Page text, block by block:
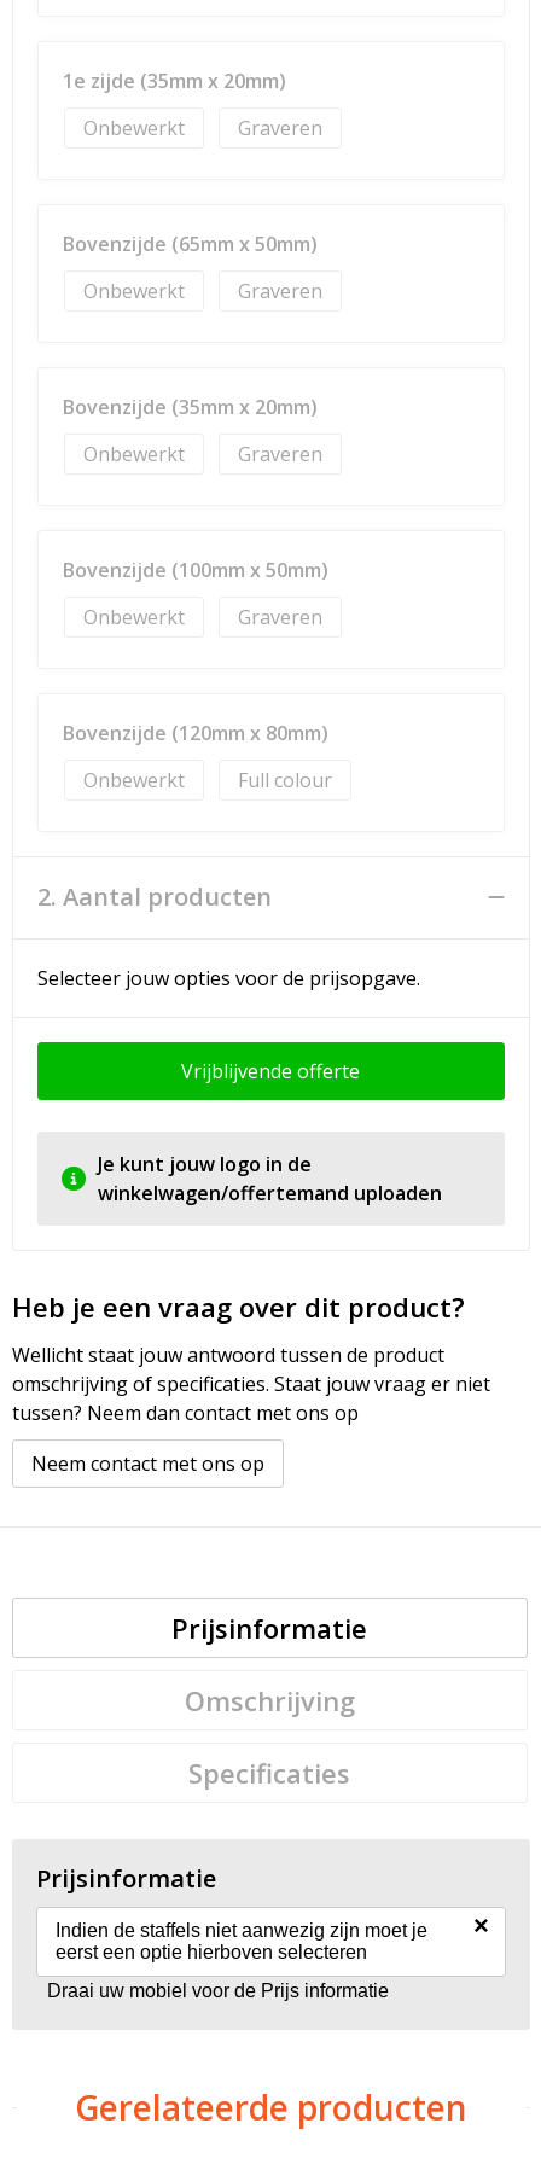
1e zijde (35mm x 20mm)
Onbewerkt
Graveren
Bovenzijde (65mm x 50mm)
Onbewerkt
Graveren
Bovenzijde (35mm x 20mm)
Onbewerkt
Graveren
Bovenzijde (100mm x 50mm)
Onbewerkt
Graveren
Bovenzijde (120mm x 80mm)
Onbewerkt
Full colour
2. Aantal producten
Selecteer jouw opties voor de prijsopgave.
Vrijblijvende offerte
Je kunt jouw logo in de
winkelwagen/offertemand uploaden
Heb je een vraag over dit product?
Wellicht staat jouw antwoord tussen de product
omschrijving of specificaties. Staat jouw vraag er niet
tussen? Neem dan contact met ons op
Neem contact met ons op
Prijsinformatie
Omschrijving
Specificaties
Prijsinformatie
Indien de staffels niet aanwezig zijn moet je
eerst een optie hierboven selecteren
×
Draai uw mobiel voor de Prijs informatie
Gerelateerde producten